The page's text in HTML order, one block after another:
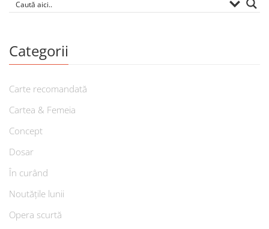
Categorii
Carte recomandată
Cartea & Femeia
Concept
Dosar
În curând
Noutățile lunii
Opera scurtă